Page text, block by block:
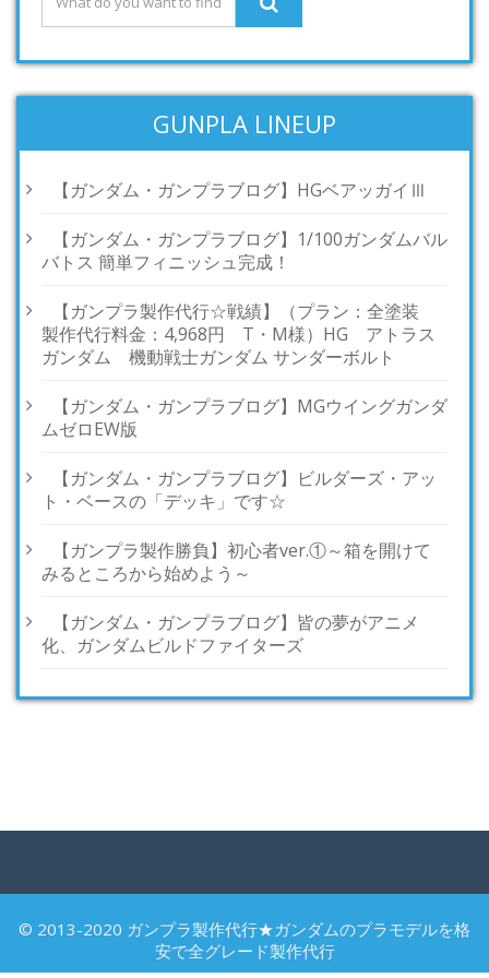
GUNPLA LINEUP
【ガンダム・ガンプラブログ】HGベアッガイⅢ
【ガンダム・ガンプラブログ】1/100ガンダムバル
バトス 簡単フィニッシュ完成！
【ガンプラ製作代行☆戦績】（プラン：全塗装
製作代行料金：4,968円 T・M様）HG アトラス
ガンダム 機動戦士ガンダム サンダーボルト
【ガンダム・ガンプラブログ】MGウイングガンダ
ムゼロEW版
【ガンダム・ガンプラブログ】ビルダーズ・アッ
ト・ベースの「デッキ」です☆
【ガンプラ製作勝負】初心者ver.①～箱を開けて
みるところから始めよう～
【ガンダム・ガンプラブログ】皆の夢がアニメ
化、ガンダムビルドファイターズ
© 2013-2020 ガンプラ製作代行★ガンダムのプラモデルを格
安で全グレード製作代行